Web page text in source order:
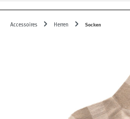
Accessoires Herren Socken